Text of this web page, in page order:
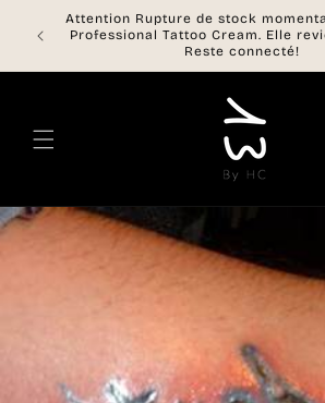
passer
au
Attention Rupture de stock
Professional Tattoo Cream. Elle
Reste connecté!